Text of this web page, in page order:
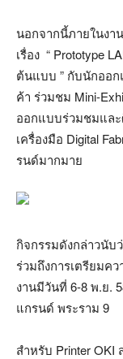
นอกจากนี้ภายในงา
เรื่อง “ Prototype
ต้นแบบ ” กับนักออ
ค้า ร่วมชม Mini-
ออกแบบร่วมชมและ
เครื่องมือ Digital
รนด์มากมาย
กิจกรรมดังกล่าวนับ
ร่วมถึงการเตรียมค
งานมีวันที่ 6-8 พ.ย.
แกรนด์ พระราม 9
สำหรับ Printer